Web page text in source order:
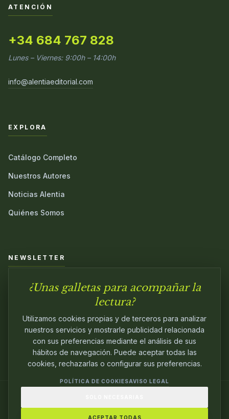
ATENCIÓN
+34 684 767 828
Lunes – Viernes: 9:00h – 14:00h
info@alentiaeditorial.com
EXPLORA
Catálogo Completo
Nuestros Autores
Noticias Alentia
Quiénes Somos
NEWSLETTER
Únete a nuestra comunidad y sé el primero en conocer las
PASIÓN.
¿Unas galletas para acompañar la
lectura?
Utilizamos cookies propias y de terceros para analizar
nuestros servicios y mostrarle publicidad relacionada
con sus preferencias mediante el análisis de sus
hábitos de navegación. Puede aceptar todas las
cookies, rechazarlas o configurar sus preferencias.
POLÍTICA DE COOKIESAVISO LEGAL
ACEPTAR TODAS